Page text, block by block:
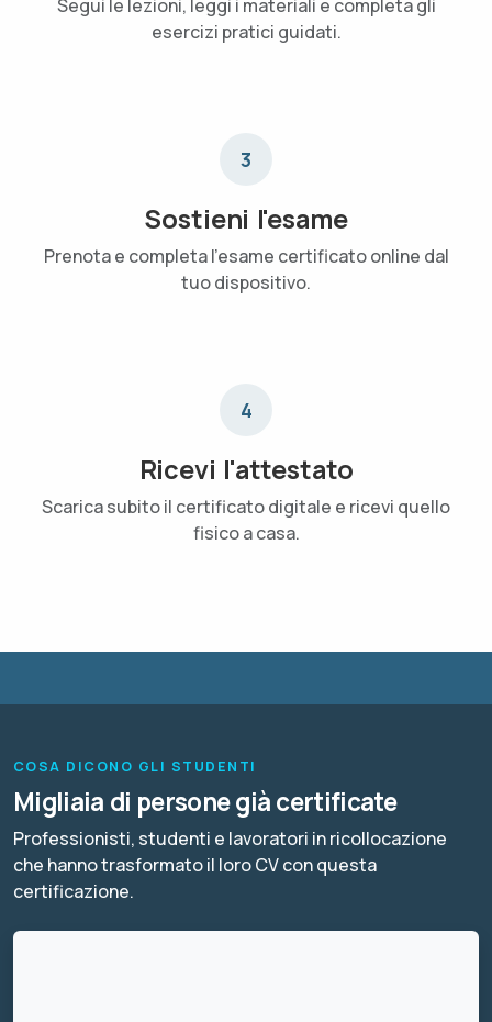
Segui le lezioni, leggi i materiali e completa gli
esercizi pratici guidati.
3
Sostieni l'esame
Prenota e completa l'esame certificato online dal
tuo dispositivo.
4
Ricevi l'attestato
Scarica subito il certificato digitale e ricevi quello
fisico a casa.
COSA DICONO GLI STUDENTI
Migliaia di persone già certificate
Professionisti, studenti e lavoratori in ricollocazione
che hanno trasformato il loro CV con questa
certificazione.